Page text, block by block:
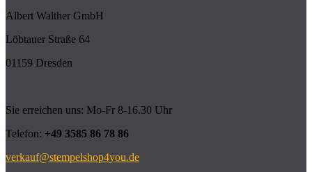
Albert Walther GmbH
Löbtauer Straße 64
01159 Dresden
Sie erreichen uns: Mo-Fr 8-16.30 Uhr
Telefon: +49 3585 86 78 86
verkauf@stempelshop4you.de